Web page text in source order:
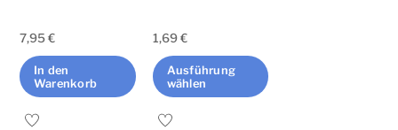
gewählt
werden
7,95€
In den
Warenkorb
1,69€
Ausführung
wählen
Dieses